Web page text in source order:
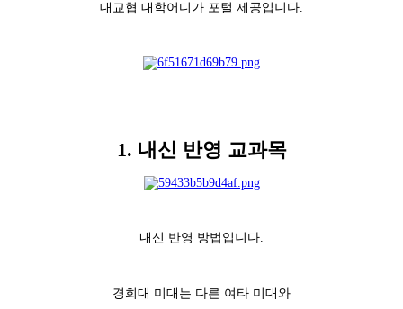
대교협 대학어디가 포털 제공입니다.
1. 내신 반영 교과목
내신 반영 방법입니다.
경희대 미대는 다른 여타 미대와